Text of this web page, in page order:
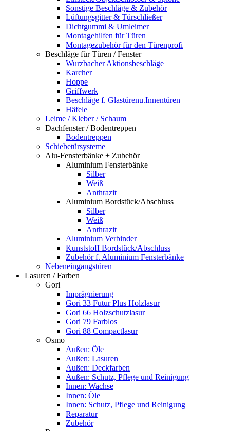
Sonstige Beschläge & Zubehör
Lüftungsgitter & Türschließer
Dichtgummi & Umleimer
Montagehilfen für Türen
Montagezubehör für den Türenprofi
Beschläge für Türen / Fenster
Wurzbacher Aktionsbeschläge
Karcher
Hoppe
Griffwerk
Beschläge f. Glastürenu.Innentüren
Häfele
Leime / Kleber / Schaum
Dachfenster / Bodentreppen
Bodentreppen
Schiebetürsysteme
Alu-Fensterbänke + Zubehör
Aluminium Fensterbänke
Silber
Weiß
Anthrazit
Aluminium Bordstück/Abschluss
Silber
Weiß
Anthrazit
Aluminium Verbinder
Kunststoff Bordstück/Abschluss
Zubehör f. Aluminium Fensterbänke
Nebeneingangstüren
Lasuren / Farben
Gori
Imprägnierung
Gori 33 Futur Plus Holzlasur
Gori 66 Holzschutzlasur
Gori 79 Farblos
Gori 88 Compactlasur
Osmo
Außen: Öle
Außen: Lasuren
Außen: Deckfarben
Außen: Schutz, Pflege und Reinigung
Innen: Wachse
Innen: Öle
Innen: Schutz, Pflege und Reinigung
Reparatur
Zubehör